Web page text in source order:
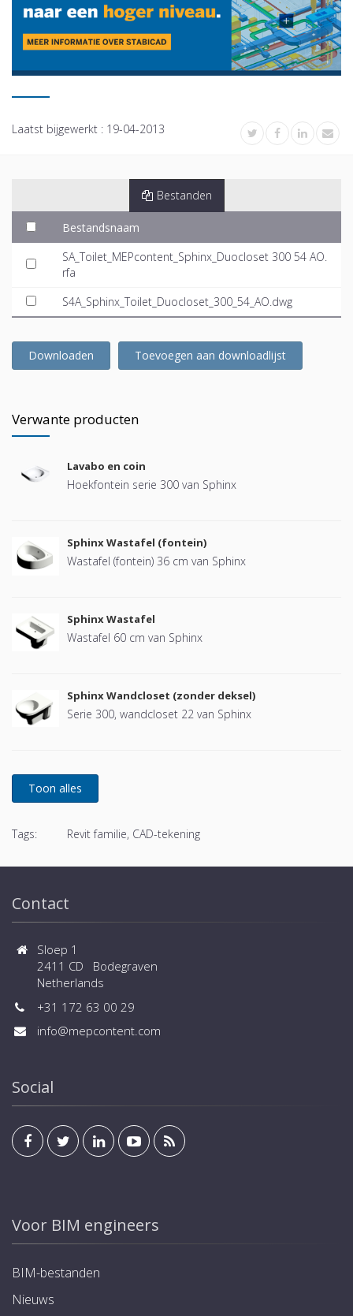
Laatst bijgewerkt : 19-04-2013
Bestanden
Bestandsnaam
SA_Toilet_MEPcontent_Sphinx_Duocloset 300 54 AO.
rfa
S4A_Sphinx_Toilet_Duocloset_300_54_AO.dwg
Downloaden Toevoegen aan downloadlijst
Verwante producten
Lavabo en coin
Hoekfontein serie 300 van Sphinx
Sphinx Wastafel (fontein)
Wastafel (fontein) 36 cm van Sphinx
Sphinx Wastafel
Wastafel 60 cm van Sphinx
Sphinx Wandcloset (zonder deksel)
Serie 300, wandcloset 22 van Sphinx
Tags: Revit familie, CAD-tekening
Contact
Sloep 1
2411 CD Bodegraven
Netherlands
+31 172 63 00 29
info@mepcontent.com
Social
Voor BIM engineers
BIM-bestanden
Nieuws